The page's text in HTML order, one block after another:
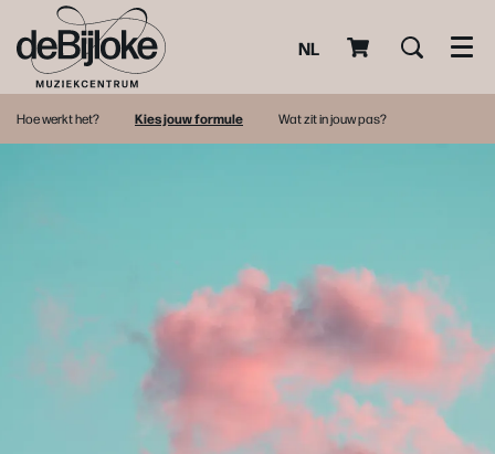
NL
Hoe werkt het? Kies jouw formule Wat zit in jouw pas?